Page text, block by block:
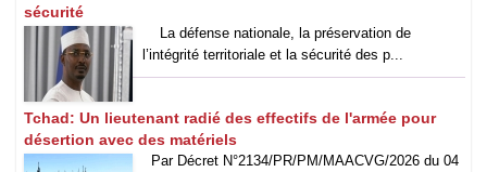
sécurité
La défense nationale, la préservation de
l’intégrité territoriale et la sécurité des p...
Tchad: Un lieutenant radié des effectifs de l'armée pour
désertion avec des matériels
Par Décret N°2134/PR/PM/MAACVG/2026 du 04